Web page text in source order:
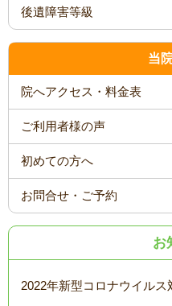
後遺障害等級
当
院へアクセス・料金表
ご利用者様の声
初めての方へ
お問合せ・ご予約
お
2022年新型コロナウイルス